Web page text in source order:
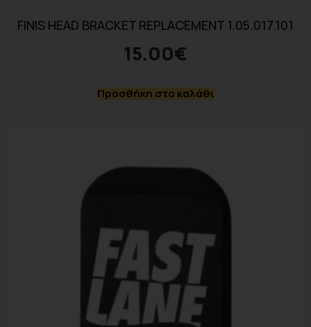
FINIS HEAD BRACKET REPLACEMENT 1.05.017.101
15.00€
Προσθήκη στο καλάθι